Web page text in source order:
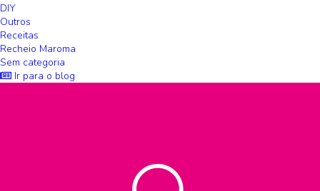
DIY
Outros
Receitas
Recheio Maroma
Sem categoria
Ir para o blog